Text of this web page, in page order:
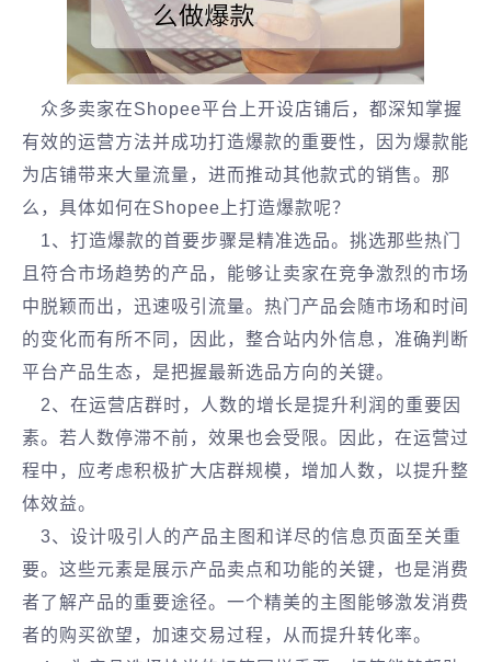
众多卖家在Shopee平台上开设店铺后，都深知掌握
有效的运营方法并成功打造爆款的重要性，因为爆款能
为店铺带来大量流量，进而推动其他款式的销售。那
么，具体如何在Shopee上打造爆款呢？
1、打造爆款的首要步骤是精准选品。挑选那些热门
且符合市场趋势的产品，能够让卖家在竞争激烈的市场
中脱颖而出，迅速吸引流量。热门产品会随市场和时间
的变化而有所不同，因此，整合站内外信息，准确判断
平台产品生态，是把握最新选品方向的关键。
2、在运营店群时，人数的增长是提升利润的重要因
素。若人数停滞不前，效果也会受限。因此，在运营过
程中，应考虑积极扩大店群规模，增加人数，以提升整
体效益。
3、设计吸引人的产品主图和详尽的信息页面至关重
要。这些元素是展示产品卖点和功能的关键，也是消费
者了解产品的重要途径。一个精美的主图能够激发消费
者的购买欲望，加速交易过程，从而提升转化率。